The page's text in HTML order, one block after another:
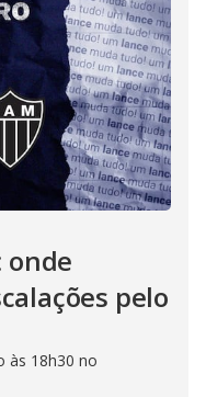
onde
pelo
às 18h30 no